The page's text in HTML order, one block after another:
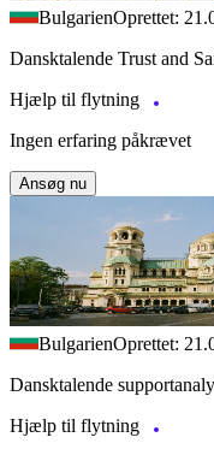
BulgarienOprettet:
Dansktalende Trust and
Hjælp til flytning
Ingen erfaring påkrævet
Ansøg nu
BulgarienOprettet:
Dansktalende
Hjælp til flytning